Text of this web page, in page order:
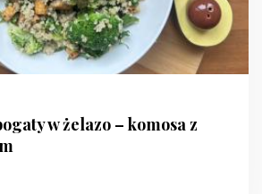
w żelazo – komosa z